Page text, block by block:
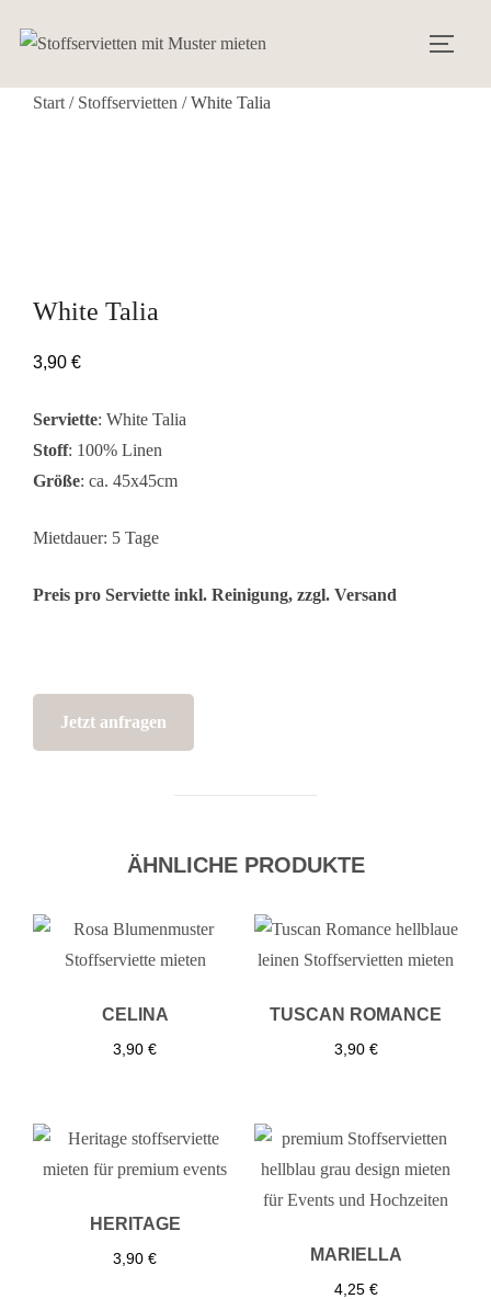
Inhalt
Start / Stoffservietten / White Talia
White Talia
3,90 €
Serviette: White Talia
Stoff: 100% Linen
Größe: ca. 45x45cm
Mietdauer: 5 Tage
Preis pro Serviette inkl. Reinigung, zzgl. Versand
Jetzt anfragen
ÄHNLICHE PRODUKTE
CELINA
3,90€
TUSCAN ROMANCE
3,90 €
HERITAGE
3,90€ MARIELLA
4,25 €